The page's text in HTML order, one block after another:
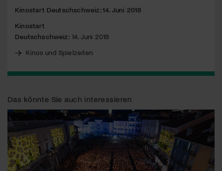
Kinostart Deutschschweiz: 14. Juni 2018
Kinostart
Deutschschweiz: 14. Juni 2018
Kinos und Spielzeiten
Das könnte Sie auch interessieren